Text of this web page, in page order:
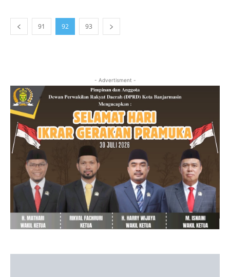
91 92 93
- Advertisment -